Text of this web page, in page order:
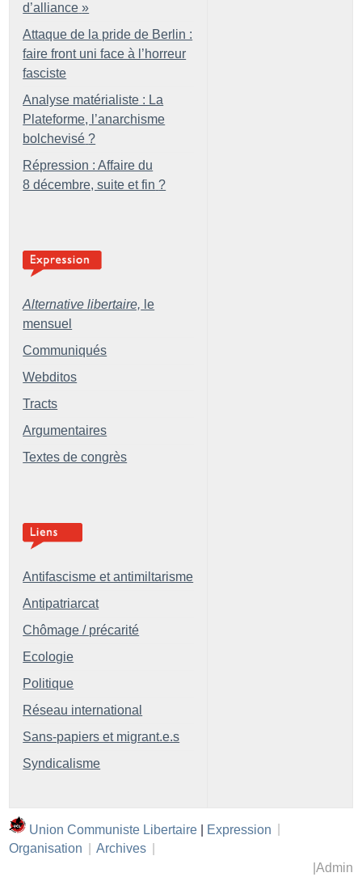
d’alliance »
Attaque de la pride de Berlin :
faire front uni face à l’horreur
fasciste
Analyse matérialiste : La
Plateforme, l’anarchisme
bolchevisé ?
Répression : Affaire du
8 décembre, suite et fin ?
Alternative libertaire, le
mensuel
Communiqués
Webditos
Tracts
Argumentaires
Textes de congrès
Antifascisme et antimiltarisme
Antipatriarcat
Chômage / précarité
Ecologie
Politique
Réseau international
Sans-papiers et migrant.e.s
Syndicalisme
Union Communiste Libertaire Expression
Organisation
Archives
Admin